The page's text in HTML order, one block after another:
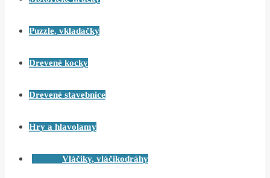
Puzzle, vkladačky
Drevené kocky
Drevené stavebnice
Hry a hlavolamy
Vláčiky, vláčikodráhy